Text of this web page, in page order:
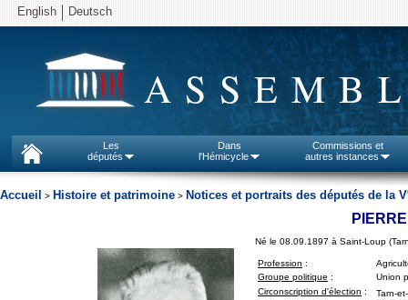
English Deutsch
Les
députés
Dans
l'Hémicycle
Commissions et
autres instances
Accueil > Histoire et patrimoine > Notices et portraits des députés de la V
Né le 08.09.1897 à Saint-Loup
Profession :
Groupe politique :
Union
Circonscription d'élection :
Tarn-